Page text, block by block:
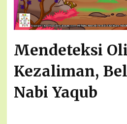
Mendeteksi
Kezaliman,
Nabi Yaqub